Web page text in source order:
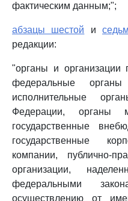
фактическим данным;";
абзацы шестой и
редакции:
"органы и организации
федеральные органы
исполнительные
Федерации, органы
государственные
государственные
компании, публично-
организации,
федеральными
осуществлению от